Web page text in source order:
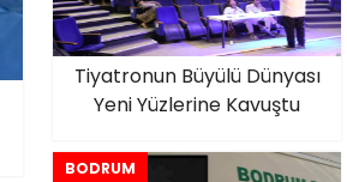
Tiyatronun Büyülü Dünyası
Yeni Yüzlerine Kavuştu
BODRUM